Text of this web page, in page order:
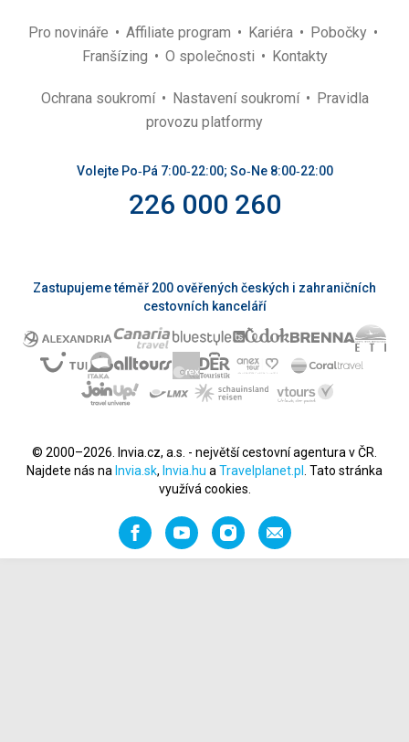
Pro novináře Affiliate program Kariéra
Pobočky
Franšízing
O společnosti Kontakty
Ochrana soukromí Nastavení soukromí
Pravidla
provozu platformy
Volejte Po‑Pá 7:00‑22:00; So‑Ne 8:00‑22:00
226 000 260
Zastupujeme téměř 200 ověřených českých i zahraničních
cestovních kanceláří
© 2000–2026. Invia.cz, a.s. - největší cestovní agentura v ČR.
Najdete nás na Invia.sk, Invia.hu a Travelplanet.pl
. Tato stránka
využívá cookies.
FacebookYouTubeInstagramNapište
nám